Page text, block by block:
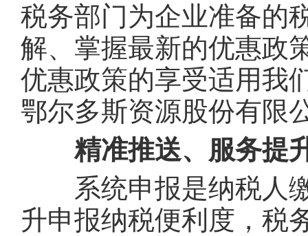
税务部门为企业准备的
解、掌握最新的优惠政
优惠政策的享受适用我
鄂尔多斯资源股份有限
精准推送、服务提
系统申报是纳税人缴
升申报纳税便利度，税